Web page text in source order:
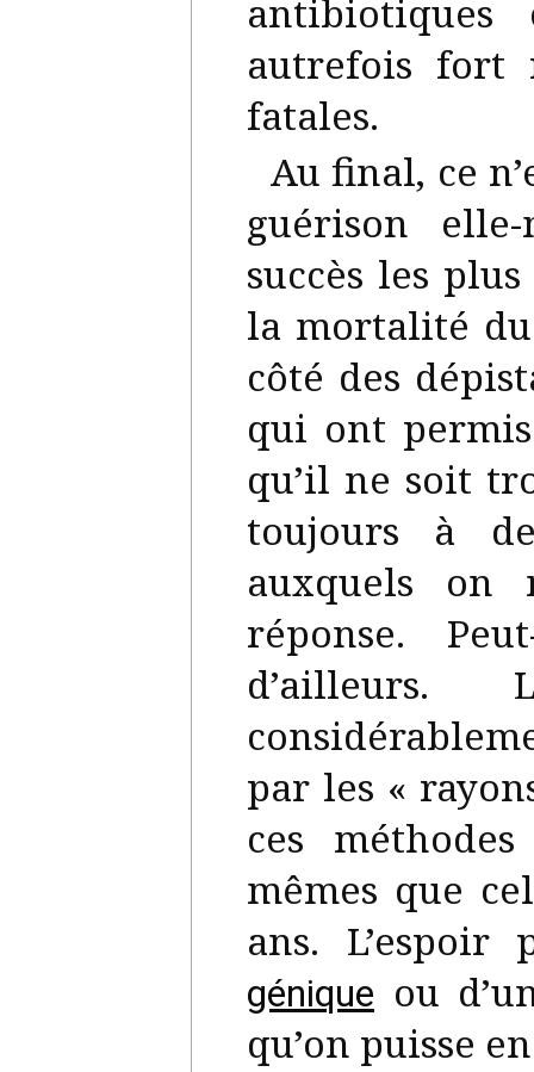
antibiotiques
autrefois fort
fatales.
Au final, ce
guérison
succès les
la mortalité
côté des
qui ont
qu’il ne soit
toujours à
auxquels on
réponse.
d’ailleurs.
par les «
ces
mêmes que
ans.
génique ou
qu’on puisse